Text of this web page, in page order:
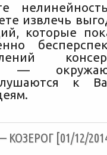
извлечь
которые
—
к
[01/12/